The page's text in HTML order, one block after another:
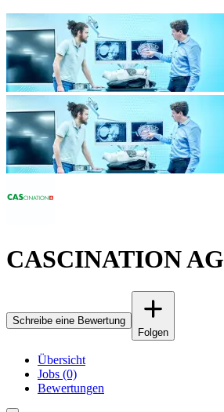
CASCINATION AG
Schreibe eine Bewertung
Folgen
Übersicht
Jobs (0)
Bewertungen